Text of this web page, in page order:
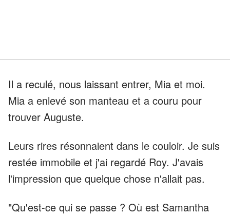
Il a reculé, nous laissant entrer, Mia et moi.
Mia a enlevé son manteau et a couru pour
trouver Auguste.
Leurs rires résonnaient dans le couloir. Je suis
restée immobile et j'ai regardé Roy. J'avais
l'impression que quelque chose n'allait pas.
"Qu'est-ce qui se passe ? Où est Samantha